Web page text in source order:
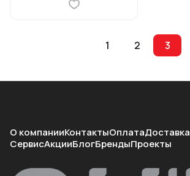
1 2 3
О компанииКонтактыОплатаДоставка
СервисАкцииБлогБрендыПроекты